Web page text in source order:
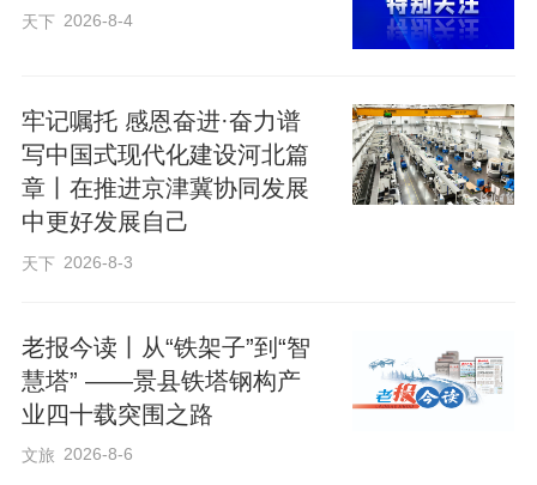
天下 2026-8-4
牢记嘱托 感恩奋进·奋力谱
写中国式现代化建设河北篇
章丨在推进京津冀协同发展
中更好发展自己
天下 2026-8-3
老报今读丨从“铁架子”到“智
慧塔” ——景县铁塔钢构产
业四十载突围之路
文旅 2026-8-6